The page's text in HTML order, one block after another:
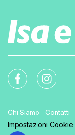
Chi Siamo Contatti
Impostazioni Cookie